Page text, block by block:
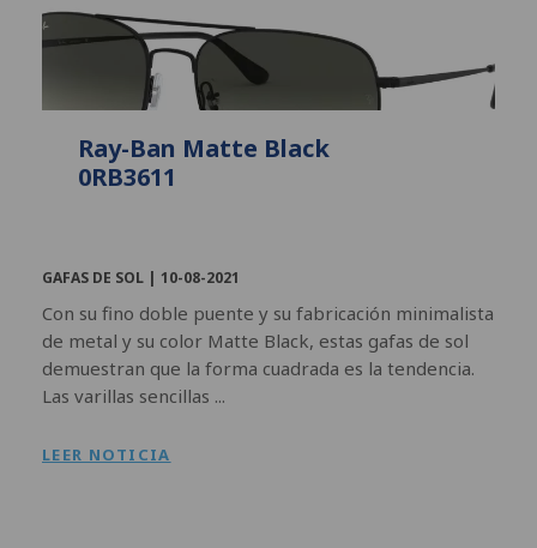
Ray-Ban Matte Black
0RB3611
GAFAS DE SOL | 10-08-2021
Con su fino doble puente y su fabricación minimalista
de metal y su color Matte Black, estas gafas de sol
demuestran que la forma cuadrada es la tendencia.
Las varillas sencillas ...
LEER NOTICIA